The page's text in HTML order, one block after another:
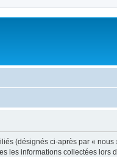
(désignés ci-après par « nous
les informations collectées lors